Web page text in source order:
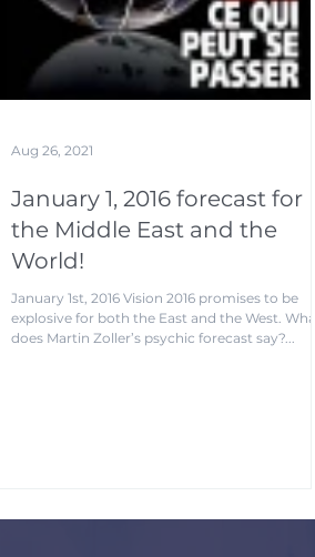
January 1, 2016 forecast for
the Middle East and the
World!
January 1st, 2016 Vision 2016 promises to be
explosive for both the East and the West. What
does Martin Zoller’s psychic forecast say?...
Aug 26, 2021